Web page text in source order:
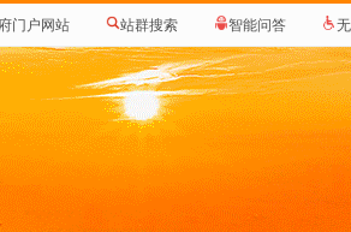
门户网站 站群搜索 智能问答